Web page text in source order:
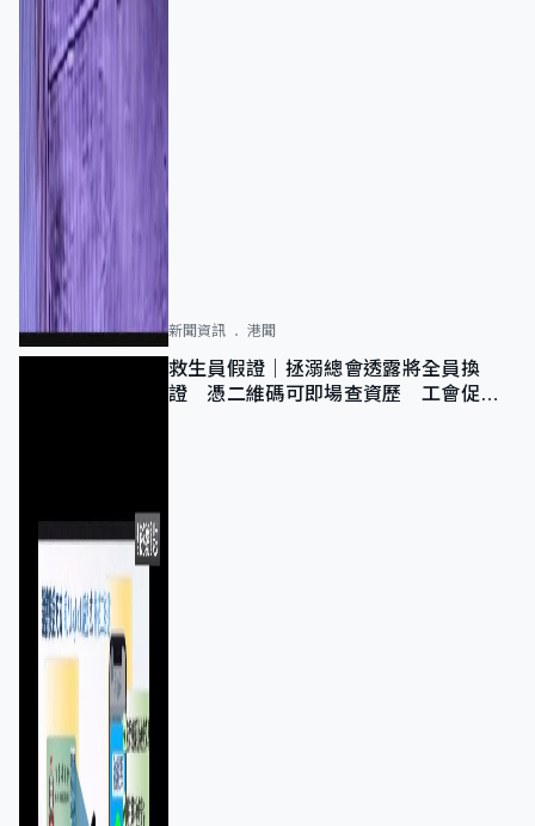
新聞資訊 港聞
救生員假證｜拯溺總會透露將全員換
證 憑二維碼可即場查資歷 工會促加